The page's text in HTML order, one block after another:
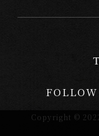
FOLLOW
Copyright © 2022